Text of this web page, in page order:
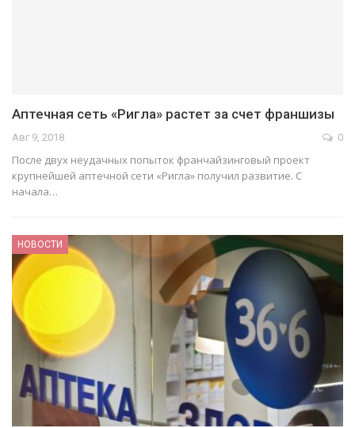
Аптечная сеть «Ригла» растет за счет франшизы
Авг 9, 2018 0
После двух неудачных попыток франчайзинговый проект
крупнейшей аптечной сети «Ригла» получил развитие. С
начала…
НОВОСТИ